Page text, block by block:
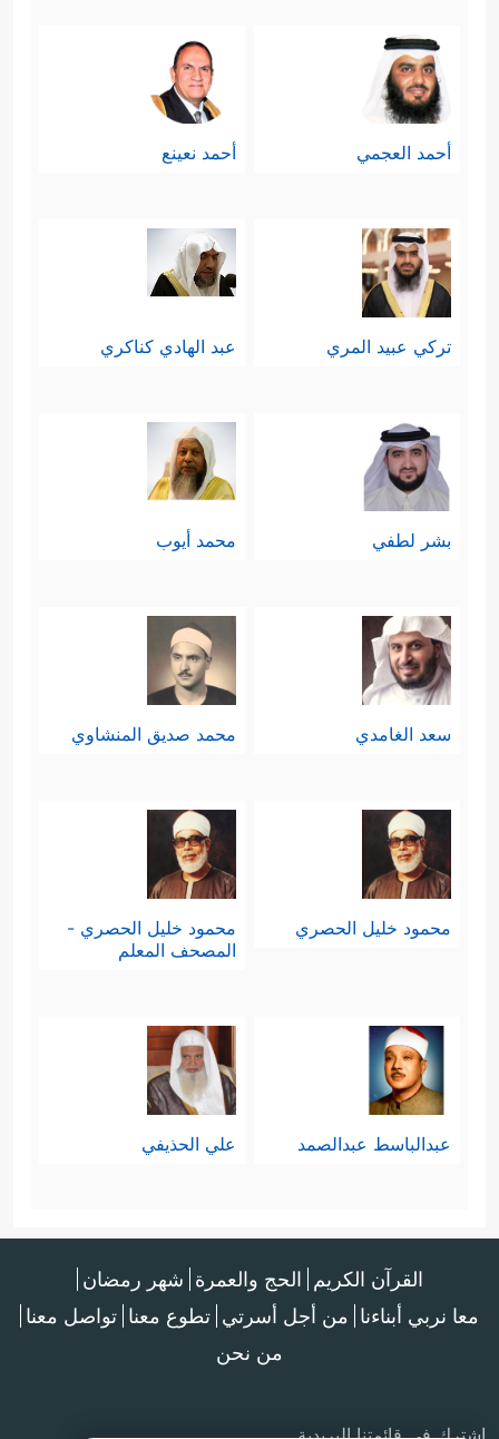
أحمد العجمي أحمد نعينع
تركي عبيد المري عبد الهادي كناكري
بشر لطفي محمد أيوب
سعد الغامدي محمد صديق المنشاوي
محمود خليل الحصري
محمود خليل الحصري -
المصحف المعلم
عبدالباسط عبدالصمد علي الحذيفي
القرآن الكريم الحج والعمرة شهر رمضان
معا نربي أبناءنا من أجل أسرتي تطوع معنا تواصل معنا
من نحن
اشترك في قائمتنا البريدية